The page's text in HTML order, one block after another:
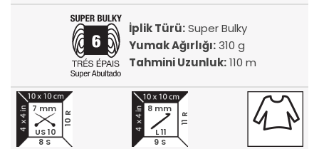
İplik Türü:Super Bulky
Yumak Ağırlığı:310 g
Tahmini Uzunluk:110 m
8 S
10 R
7 mm
US 10
9 S
11 R
8 mm
L 11